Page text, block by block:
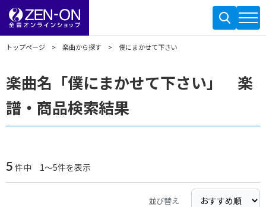
トップページ 楽曲から探す 僕にまかせて下さい
楽曲名「僕にまかせて下さい」 楽
譜・商品検索結果
5 件中 1～5件を表示
並び替え